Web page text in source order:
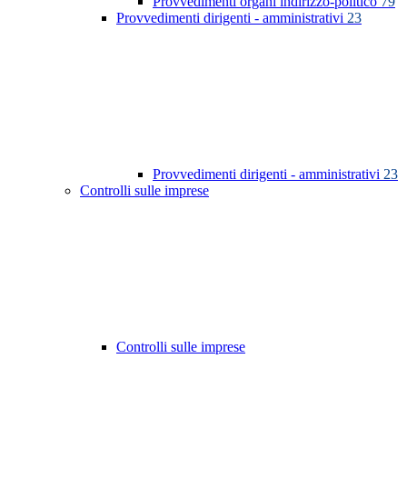
Provvedimenti dirigenti - amministrativi 23
Provvedimenti dirigenti - amministrativi 23
Controlli sulle imprese
Controlli sulle imprese